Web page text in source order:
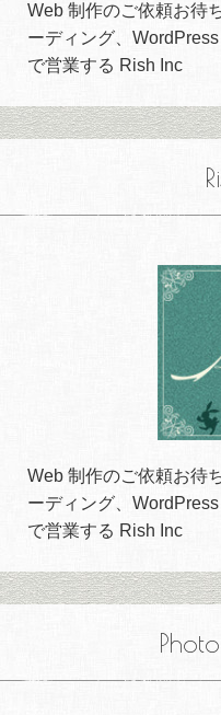
Web 制作のご依頼お待
ーディング、
で営業する Rish Inc
Web 制作のご依頼お待
ーディング、
で営業する Rish Inc